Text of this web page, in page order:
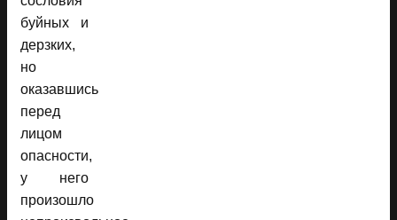
буйных и
дерзких,
но
оказавшись
перед
лицом
опасности,
у него
произошло